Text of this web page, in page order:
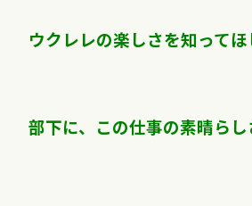
ウクレレの楽しさを知ってほ
部下に、この仕事の素晴らし